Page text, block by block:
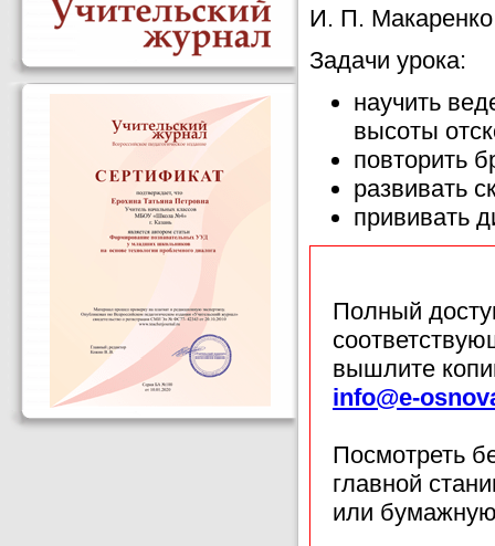
И. П. Макаренко
Задачи урока:
научить
высоты
повторить
развивать
прививать
Полный
вышлите
info@e-
Посмотреть
главной
или